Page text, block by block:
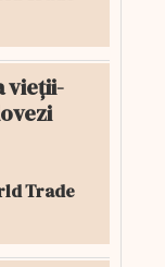
vieții-
Trade